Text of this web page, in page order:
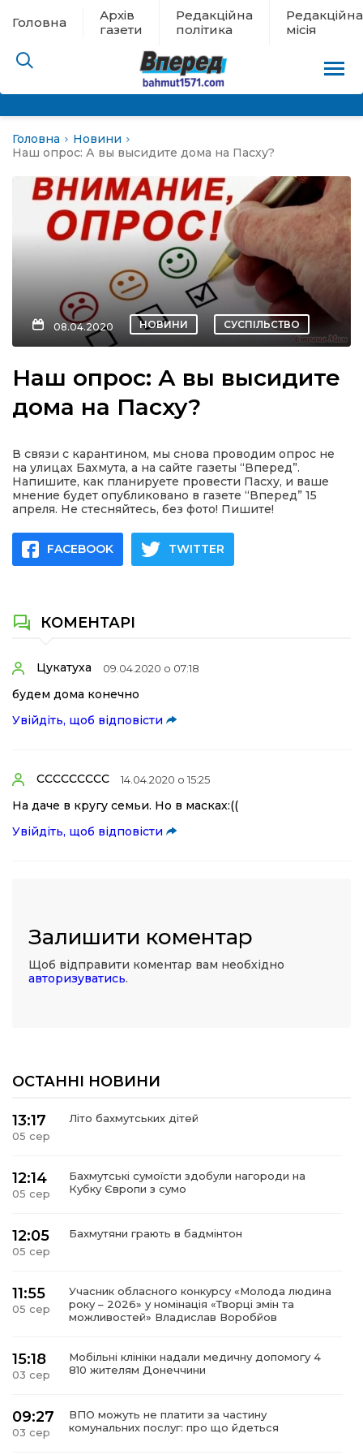
Головна
Архів
газети
Редакційна
політика
Редакційна
місія
евакуації
політика
Головна
Новини
Наш опрос: А вы высидите дома на Пасху?
08.04.2020 НОВИНИ СУСПІЛЬСТВО
Наш опрос: А вы высидите
дома на Пасху?
В связи с карантином, мы снова проводим опрос не
на улицах Бахмута, а на сайте газеты “Вперед”.
Напишите, как планируете провести Пасху, и ваше
мнение будет опубликовано в газете “Вперед” 15
апреля. Не стесняйтесь, без фото! Пишите!
FACEBOOK TWITTER
КОМЕНТАРІ
Цукатуха 09.04.2020 о 07:18
будем дома конечно
Увійдіть, щоб відповісти
ССССССССС 14.04.2020 о 15:25
На даче в кругу семьи. Но в масках:((
Увійдіть, щоб відповісти
Залишити коментар
Щоб відправити коментар вам необхідно
авторизуватись.
ОСТАННІ НОВИНИ
13:17
05 сер
Літо бахмутських дітей
12:14
05 сер
Бахмутські сумоїсти здобули нагороди на
Кубку Європи з сумо
12:05
05 сер
Бахмутяни грають в бадмінтон
11:55
05 сер
Учасник обласного конкурсу «Молода людина
року – 2026» у номінація «Творці змін та
можливостей» Владислав Воробйов
15:18
03 сер
Мобільні клініки надали медичну допомогу 4
810 жителям Донеччини
09:27
03 сер
ВПО можуть не платити за частину
комунальних послуг: про що йдеться